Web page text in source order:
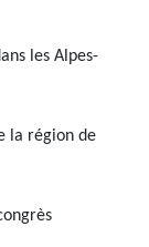
les Alpes-
la région de